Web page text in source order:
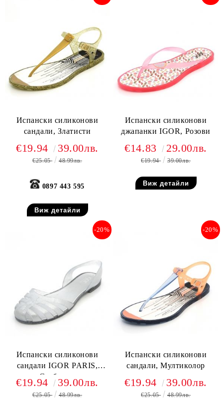
Испански силиконови
сандали, Златисти
€19.94 39.00лв.
€25.05 48.99лв.
0897 443 595
Виж детайли
Испански силиконови
джапанки IGOR, Розови
€14.83 29.00лв.
€19.94 39.00лв.
Виж детайли
Испански силиконови
сандали IGOR PARIS,
Сребърни
-20%
€19.94 39.00лв.
€25.05 48.99лв.
Испански силиконови
сандали, Мултиколор
-20%
€19.94 39.00лв.
€25.05 48.99лв.